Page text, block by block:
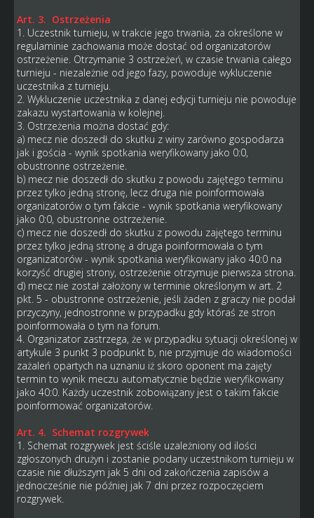
Art. 3. Ostrzeżenia
1. Uczestnik turnieju, w trakcie jego trwania, za określone w
regulaminie zachowania może dostać od organizatorów
ostrzeżenie. Otrzymanie 3 ostrzeżeń, w czasie trwania całego
turnieju - niezależnie od jego fazy, powoduje wykluczenie
uczestnika z turnieju.
2. Wykluczenie uczestnika z danej edycji turnieju nie powoduje
zakazu wystartowania w kolejnej.
3. Ostrzeżenia można dostać gdy:
a) mecz nie doszedł do skutku z winy zarówno gospodarza
jak i gościa - wynik spotkania weryfikowany jako 0:0,
obustronne ostrzeżenie.
b) mecz nie doszedł do skutku z powodu zajętego terminu
przez tylko jedną stronę, lecz druga nie poinformowała
organizatorów o tym fakcie - wynik spotkania weryfikowany
jako 0:0, obustronne ostrzeżenie.
c) mecz nie doszedł do skutku z powodu zajętego terminu
przez tylko jedną stronę a druga poinformowała o tym
organizatorów - wynik spotkania weryfikowany jako 40:0 na
korzyść drugiej strony, ostrzeżenie otrzymuje pierwsza strona.
d) mecz nie został założony w terminie określonym w art. 2
pkt. 5 - obustronne ostrzeżenie, jeśli żaden z graczy nie podał
przyczyny, jednostronne w przypadku gdy któraś ze stron
poinformowała o tym na forum.
4. Organizator zastrzega, że w przypadku sytuacji określonej w
artykule 3 punkt 3 podpunkt b, nie przyjmuje do wiadomości
zażaleń opartych na uznaniu iż skoro oponent ma zajęty
termin to wynik meczu automatycznie będzie weryfikowany
jako 40:0. Każdy uczestnik zobowiązany jest o takim fakcie
poinformować organizatorów.
Art. 4. Schemat rozgrywek
1. Schemat rozgrywek jest ściśle uzależniony od ilości
zgłoszonych drużyn i zostanie podany uczestnikom turnieju w
czasie nie dłuższym jak 5 dni od zakończenia zapisów a
jednocześnie nie później jak 7 dni przez rozpoczęciem
rozgrywek.